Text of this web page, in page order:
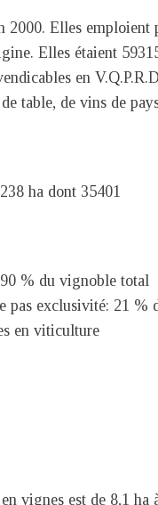
2000. Elles emploient
Elles étaient
en
table, de vins de
ha dont 35401
% du vignoble total
pas exclusivité: 21 %
en viticulture
vignes est de 8,1 ha